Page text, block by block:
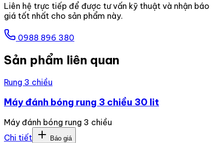
Liên hệ trực tiếp để được tư vấn kỹ thuật và nhận báo
giá tốt nhất cho sản phẩm này.
0988 896 380
Sản phẩm liên quan
Rung 3 chiều
Máy đánh bóng rung 3 chiều 30 lit
Máy đánh bóng rung 3 chiều
Chi tiết
Báo giá